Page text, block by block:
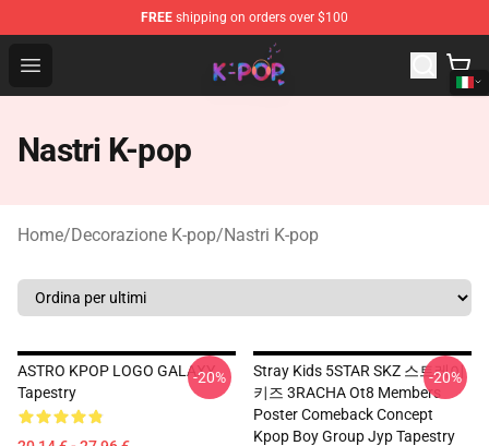
FREE shipping on orders over $100
Open menu
K-pop Store - Official K-pop Merchandise Shop
Nastri K-pop
Home/Decorazione K-pop/Nastri K-pop
ASTRO KPOP LOGO GALAXY
Tapestry
-20%
Stray Kids 5STAR SKZ 스트레이
키즈 3RACHA Ot8 Members
Poster Comeback Concept
Kpop Boy Group Jyp Tapestry
-20%